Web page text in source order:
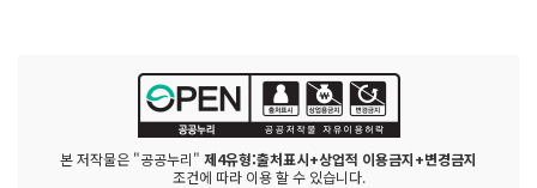
본 저작물은 "공공누리" 제4유형:출처표시+상업적 이용금지+변경금지
조건에 따라 이용 할 수 있습니다.